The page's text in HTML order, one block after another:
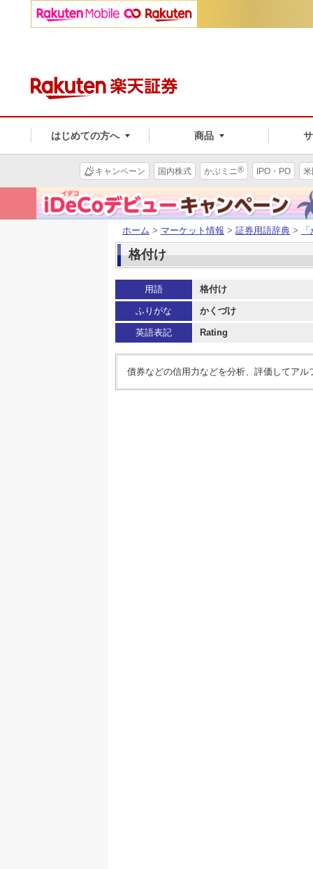
はじめての方へ 商品
キャンペーン 国内株式 かぶミニ® IPO・PO
ホーム > マーケット情報 > 証券用語辞典 >
格付け
用語 格付け
ふりがな かくづけ
英語表記 Rating
債券などの信用力などを分析、評価してア